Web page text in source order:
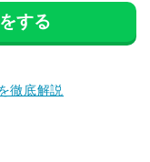
する
徹底解説